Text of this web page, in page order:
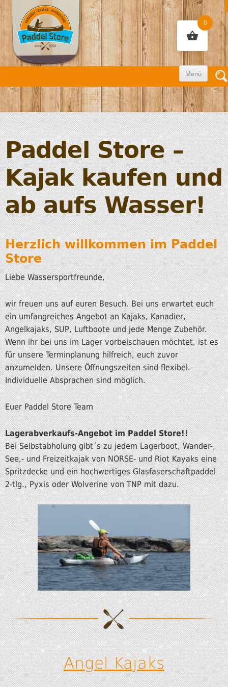
Menü
Zum
Inhalt
Paddel Store –
Kajak kaufen und
ab aufs Wasser!
Herzlich willkommen im Paddel
Store
Liebe Wassersportfreunde,
wir freuen uns auf euren Besuch. Bei uns erwartet euch
ein umfangreiches Angebot an Kajaks, Kanadier,
Angelkajaks, SUP, Luftboote und jede Menge Zubehör.
Wenn ihr bei uns im Lager vorbeischauen möchtet, ist es
für unsere Terminplanung hilfreich, euch zuvor
anzumelden. Unsere Öffnungszeiten sind flexibel.
Individuelle Absprachen sind möglich.
Euer Paddel Store Team
Lagerabverkaufs-Angebot im Paddel Store!!
Bei Selbstabholung gibt´s zu jedem Lagerboot, Wander-,
See,- und Freizeitkajak von NORSE- und Riot Kayaks eine
Spritzdecke und ein hochwertiges Glasfaserschaftpaddel
2-tlg., Pyxis oder Wolverine von TNP mit dazu.
Angel Kajaks
0